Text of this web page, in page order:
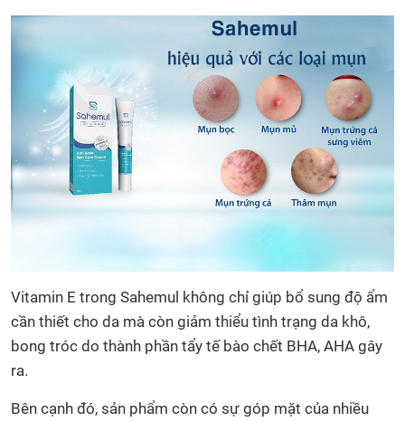
Vitamin E trong Sahemul không chỉ giúp bổ sung độ ẩm
cần thiết cho da mà còn giảm thiểu tình trạng da khô,
bong tróc do thành phần tẩy tế bào chết BHA, AHA gây
ra.
Bên cạnh đó, sản phẩm còn có sự góp mặt của nhiều